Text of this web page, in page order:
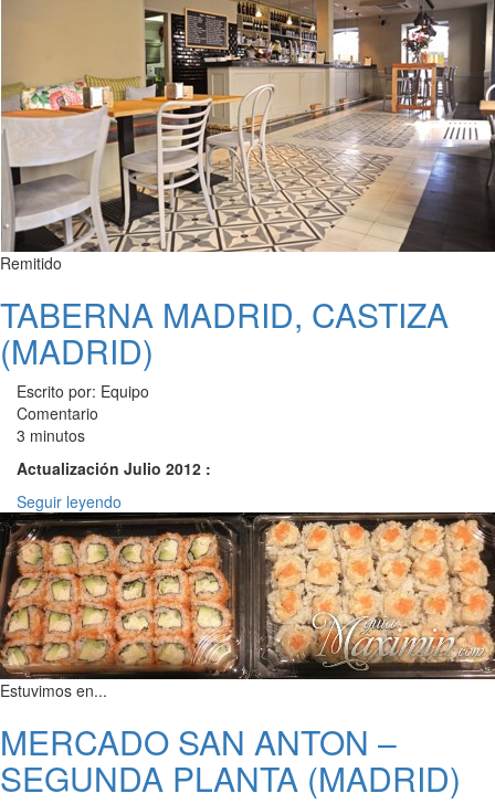
Remitido
TABERNA MADRID, CASTIZA
(MADRID)
Escrito por: Equipo
Comentario
3 minutos
Actualización Julio 2012 :
Seguir leyendo
Estuvimos en...
MERCADO SAN ANTON –
SEGUNDA PLANTA (MADRID)